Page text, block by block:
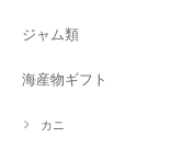
ジャム類
海産物ギフト
カニ